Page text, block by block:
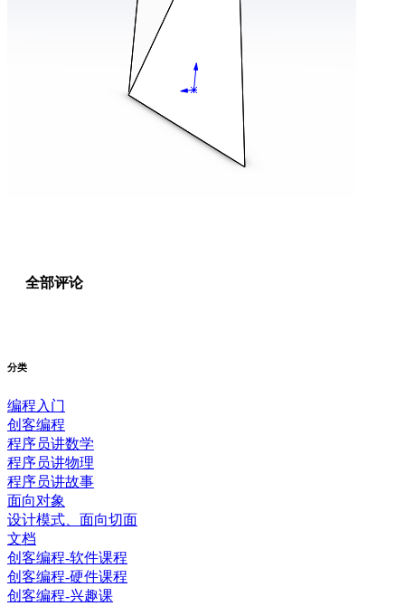
全部评论
分类
编程入门
创客编程
程序员讲数学
程序员讲物理
程序员讲故事
面向对象
设计模式、面向切面
文档
创客编程-软件课程
创客编程-硬件课程
创客编程-兴趣课